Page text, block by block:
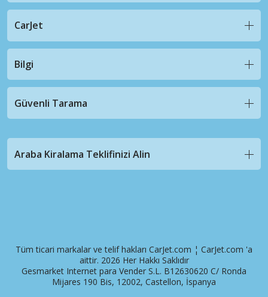
CarJet
Bilgi
Güvenli Tarama
Araba Kiralama Teklifinizi Alin
Tüm ticari markalar ve telif hakları CarJet.com ¦ CarJet.com 'a
aittir. 2026 Her Hakkı Saklıdır
Gesmarket Internet para Vender S.L. B12630620 C/ Ronda
Mijares 190 Bis, 12002, Castellon, İspanya